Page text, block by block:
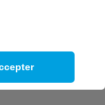
dans le
notre offre
professionnaliser et
leur mission.